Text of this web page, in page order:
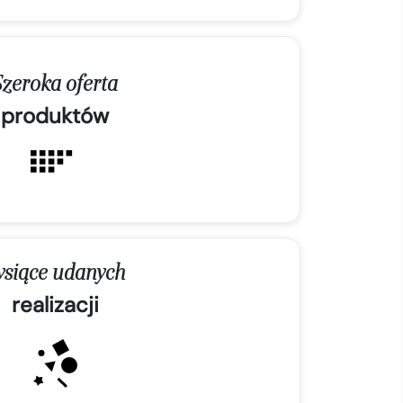
oferta
produktów
udanych
realizacji